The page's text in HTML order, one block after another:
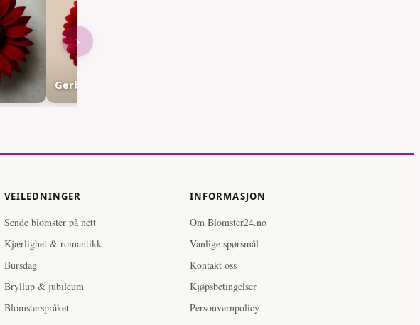
Gerbera – rød
›
VEILEDNINGER
Sende blomster på nett
Kjærlighet & romantikk
Bursdag
Bryllup & jubileum
Blomsterspråket
INFORMASJON
Om Blomster24.no
Vanlige spørsmål
Kontakt oss
Kjøpsbetingelser
Personvernpolicy